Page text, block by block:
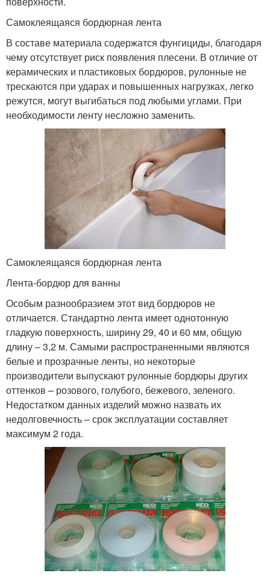
Самоклеящаяся бордюрная лента
В составе материала содержатся фунгициды, благодаря
чему отсутствует риск появления плесени. В отличие от
керамических и пластиковых бордюров, рулонные не
трескаются при ударах и повышенных нагрузках, легко
режутся, могут выгибаться под любыми углами. При
необходимости ленту несложно заменить.
Самоклеящаяся бордюрная лента
Лента-бордюр для ванны
Особым разнообразием этот вид бордюров не
отличается. Стандартно лента имеет однотонную
гладкую поверхность, ширину 29, 40 и 60 мм, общую
длину – 3,2 м. Самыми распространенными являются
белые и прозрачные ленты, но некоторые
производители выпускают рулонные бордюры других
оттенков – розового, голубого, бежевого, зеленого.
Недостатком данных изделий можно назвать их
недолговечность – срок эксплуатации составляет
максимум 2 года.